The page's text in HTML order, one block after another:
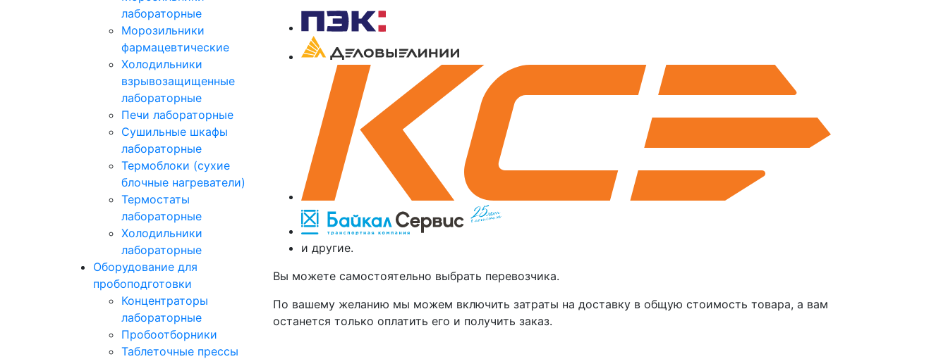
лабораторные
Морозильники
фармацевтические
Холодильники
взрывозащищенные
лабораторные
Печи лабораторные
Сушильные шкафы
лабораторные
Термоблоки (сухие
блочные нагреватели)
Термостаты
лабораторные
Холодильники
лабораторные
Оборудование для
пробоподготовки
Концентраторы
лабораторные
Пробоотборники
Таблеточные прессы
и другие.
Вы можете самостоятельно выбрать перевозчика.
По вашему желанию мы можем включить затраты на доставку в общую стоимость товара, а вам
останется только оплатить его и получить заказ.